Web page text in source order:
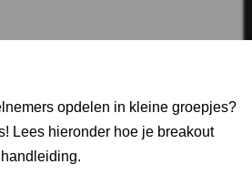
opdelen in kleine groepjes?
Lees hieronder hoe je breakout